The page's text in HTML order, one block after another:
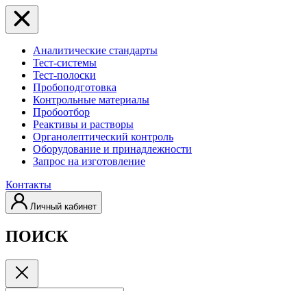
Аналитические стандарты
Тест-системы
Тест-полоски
Пробоподготовка
Контрольные материалы
Пробоотбор
Реактивы и растворы
Органолептический контроль
Оборудование и принадлежности
Запрос на изготовление
Контакты
Личный кабинет
ПОИСК